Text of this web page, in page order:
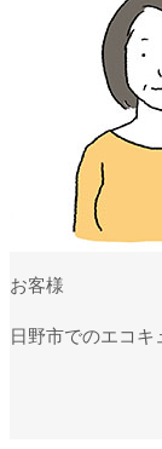
お客様
日野市でのエコキ